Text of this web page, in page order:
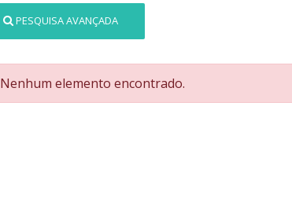
PESQUISA AVANÇADA
Nenhum elemento encontrado.